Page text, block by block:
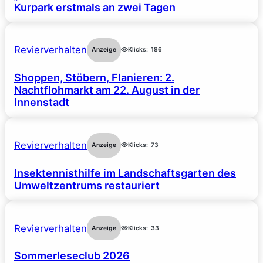
Kurpark erstmals an zwei Tagen
Revierverhalten Anzeige Klicks: 186
Shoppen, Stöbern, Flanieren: 2.
Nachtflohmarkt am 22. August in der
Innenstadt
Revierverhalten Anzeige Klicks: 73
Insektennisthilfe im Landschaftsgarten des
Umweltzentrums restauriert
Revierverhalten Anzeige Klicks: 33
Sommerleseclub 2026